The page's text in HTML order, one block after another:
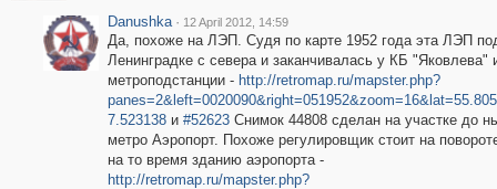
Danushka · 12 April 2012, 14:59
Да, похоже на ЛЭП. Судя по карте 1952 года эта ЛЭП
Ленинградке с севера и заканчивалась у КБ "Яковлева"
метроподстанции - http://retromap.ru/mapster.php?
7.523138и #52623Снимок 44808 сделан на участке до
метро Аэропорт. Похоже регулировщик стоит на
на то время зданию аэропорта -
http://retromap.ru/mapster.php?